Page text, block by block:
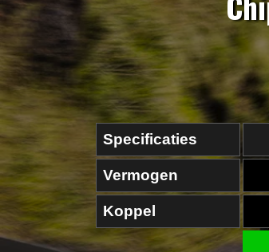
Specificaties
Vermogen
Koppel